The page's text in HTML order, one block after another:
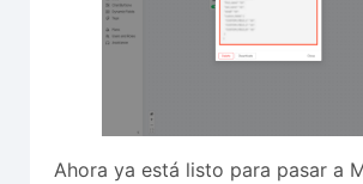
Ahora ya está listo para pasar a